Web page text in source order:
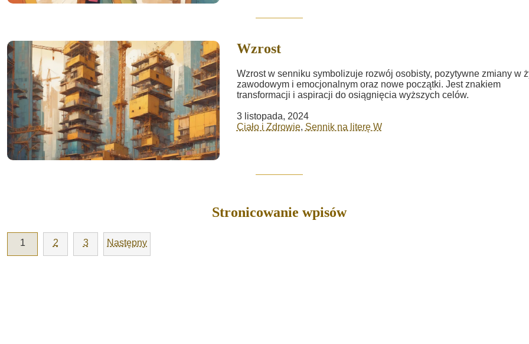
Wzrost
Wzrost w senniku symbolizuje rozwój osobisty, pozytywne zmiany w
zawodowym i emocjonalnym oraz nowe początki. Jest znakiem
transformacji i aspiracji do osiągnięcia wyższych celów.
3 listopada, 2024
Ciało i Zdrowie, Sennik na literę W
Stronicowanie wpisów
1 2 3 Następny